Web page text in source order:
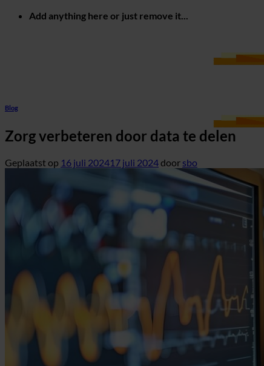
Add anything here or just remove it...
Zorg Congressen
Mobile Healthcare Event
Data Driven Healthcare
Zorg opleidingen
Blog
Zorg verbeteren door data te delen
Geplaatst op 16 juli 202417 juli 2024 door sbo